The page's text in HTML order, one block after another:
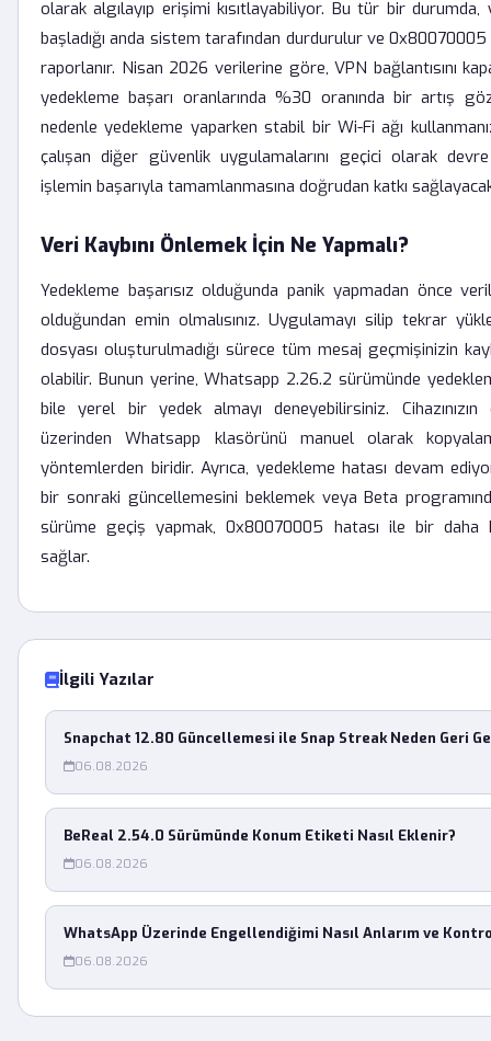
olarak algılayıp erişimi kısıtlayabiliyor. Bu tür bir durumda,
başladığı anda sistem tarafından durdurulur ve 0x80070005
raporlanır. Nisan 2026 verilerine göre, VPN bağlantısını
yedekleme başarı oranlarında %30 oranında bir artış
nedenle yedekleme yaparken stabil bir Wi-Fi ağı
çalışan diğer güvenlik uygulamalarını geçici olarak devre
işlemin başarıyla tamamlanmasına doğrudan katkı
Veri Kaybını Önlemek İçin Ne Yapmalı?
Yedekleme başarısız olduğunda panik yapmadan önce
olduğundan emin olmalısınız. Uygulamayı silip tekrar
dosyası oluşturulmadığı sürece tüm mesaj geçmişinizin
olabilir. Bunun yerine, Whatsapp 2.26.2 sürümünde
bile yerel bir yedek almayı deneyebilirsiniz.
üzerinden Whatsapp klasörünü manuel olarak
yöntemlerden biridir. Ayrıca, yedekleme hatası devam
bir sonraki güncellemesini beklemek veya Beta
sürüme geçiş yapmak, 0x80070005 hatası ile bir daha
sağlar.
İlgili Yazılar
Snapchat 12.80 Güncellemesi ile Snap Streak Neden Geri
06.08.2026
BeReal 2.54.0 Sürümünde Konum Etiketi Nasıl Eklenir?
06.08.2026
WhatsApp Üzerinde Engellendiğimi Nasıl Anlarım ve
06.08.2026